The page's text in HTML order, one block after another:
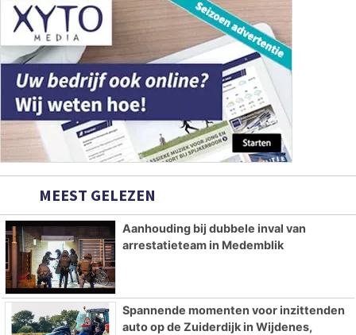
MEEST GELEZEN
Aanhouding bij dubbele inval van
arrestatieteam in Medemblik
Spannende momenten voor inzittenden
auto op de Zuiderdijk in Wijdenes,